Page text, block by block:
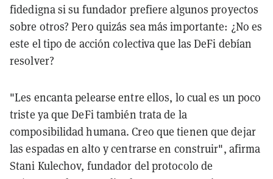
fidedigna si su fundador prefiere algunos proyectos
sobre otros? Pero quizás sea más importante: ¿No es
este el tipo de acción colectiva que las DeFi debían
resolver?
"Les encanta pelearse entre ellos, lo cual es un poco
triste ya que DeFi también trata de la
composibilidad humana. Creo que tienen que dejar
las espadas en alto y centrarse en construir", afirma
Stani Kulechov, fundador del protocolo de